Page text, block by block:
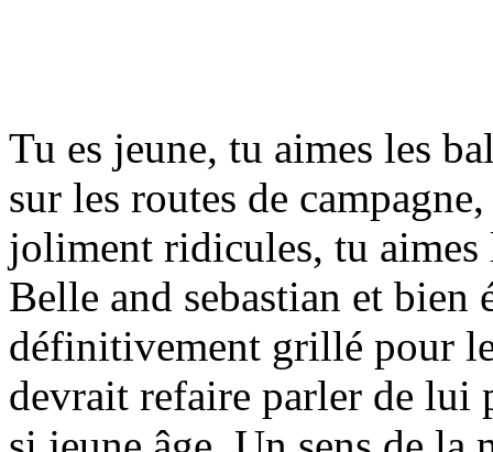
Tu es jeune, tu aimes les
sur les routes de
joliment ridicules, tu aimes
Belle and sebastian et bien
définitivement grillé pour
devrait refaire parler de lui